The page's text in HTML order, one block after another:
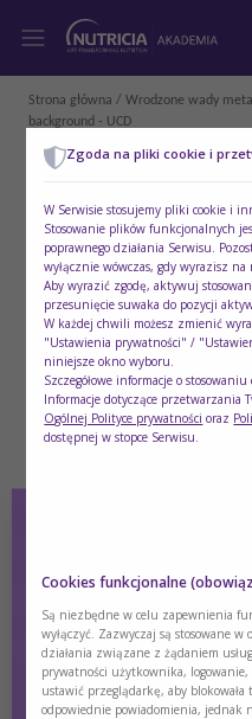
Strona główna / Wrodzone wady
background - UCD
Introduction and
Urea cycle disorders
detoxification.
Zgoda na pliki cookie i
W Serwisie stosujemy pliki cookie i
Stosowanie plików funkcjonalnych
poprawnego działania Serwisu.
wyłącznie wówczas, gdy wyrazisz na
Aby wyrazić zgodę, aktywuj
przesunięcie suwaka do pozycji
W każdej chwili możesz zmienić
"Ustawienia prywatności" /
niniejsze okno wyboru.
Szczegółowe informacje o
Informacje dotyczące przetwarzania
Ogólnej Polityce prywatności oraz
dostępnej w stopce Serwisu.
Cookies funkcjonalne
Są niezbędne w celu zapewnienia
wyłączyć. Zazwyczaj są stosowane
działania związane z żądaniem
prywatności użytkownika,
ustawić przeglądarkę, aby
odpowiednie powiadomienia, jednak